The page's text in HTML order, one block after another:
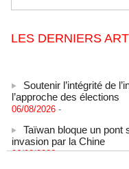
LES DERNIERS
l’approche des élections
06/08/2026 -
invasion par la Chine
06/08/2026 -